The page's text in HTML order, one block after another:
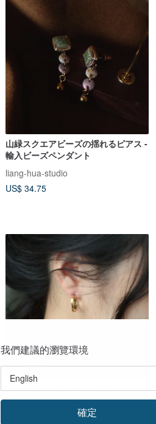
山緑スクエアビーズの揺れるピアス -
輸入ビーズペンダント
liang-hua-studio
US$ 34.75
クロスラインのフープピアス
JieJie Jewelry -handmade jewelry
我們建議的瀏覽環境
確定